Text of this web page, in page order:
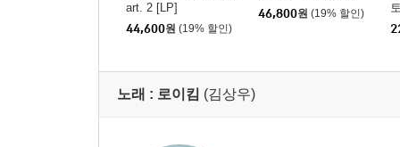
art. 2 [LP]
44,600원 (19% 할인)
46,800원 (19% 할인)
노래 : 로이킴 (김상우)